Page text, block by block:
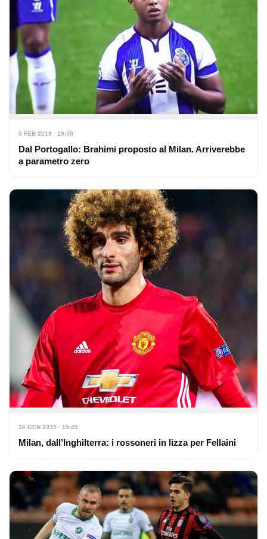
5 FEB 2019 · 19:50
Dal Portogallo: Brahimi proposto al Milan. Arriverebbe
a parametro zero
16 GEN 2019 · 15:45
Milan, dall’Inghilterra: i rossoneri in lizza per Fellaini